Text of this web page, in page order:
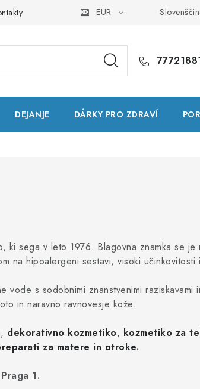
Natural Health Store Slovar
EUR
DEJANJE DÁRKY PRO ZDRAVÍ
ki sega v leto 1976. Blagovna znamka se
na hipoalergeni sestavi, visoki
s sodobnimi znanstvenimi
in naravno ravnovesje kože.
, dekorativno kozmetiko, kozmetiko za
za matere in otroke.
1.